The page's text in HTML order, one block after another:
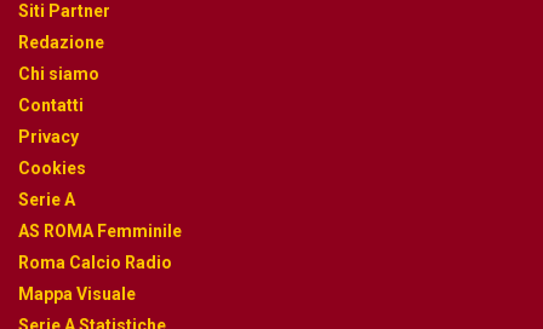
Siti Partner
Redazione
Chi siamo
Contatti
Privacy
Cookies
Serie A
AS ROMA Femminile
Roma Calcio Radio
Mappa Visuale